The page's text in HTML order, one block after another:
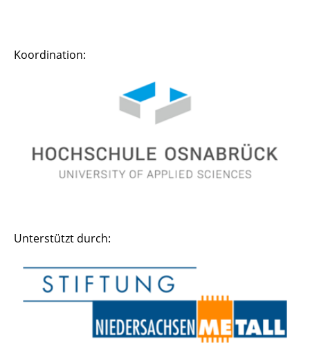
Koordination:
Unterstützt durch: